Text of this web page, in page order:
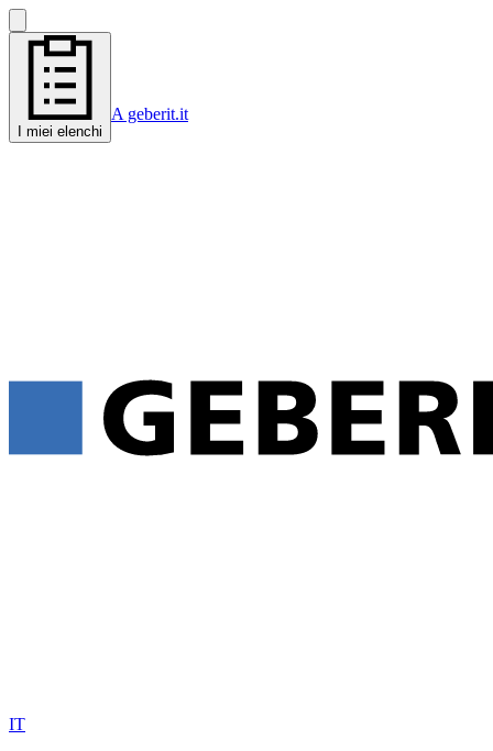
I miei elenchi
A geberit.it
IT